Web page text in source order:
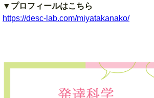
▼プロフィールはこちら
https://desc-lab.com/miyatakanako/